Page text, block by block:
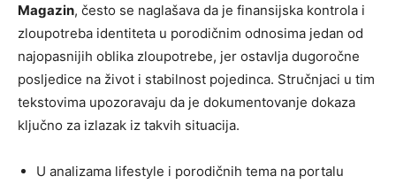
Magazin, često se naglašava da je finansijska kontrola i
zloupotreba identiteta u porodičnim odnosima jedan od
najopasnijih oblika zloupotrebe, jer ostavlja dugoročne
posljedice na život i stabilnost pojedinca. Stručnjaci u tim
tekstovima upozoravaju da je dokumentovanje dokaza
ključno za izlazak iz takvih situacija.
U analizama lifestyle i porodičnih tema na portalu